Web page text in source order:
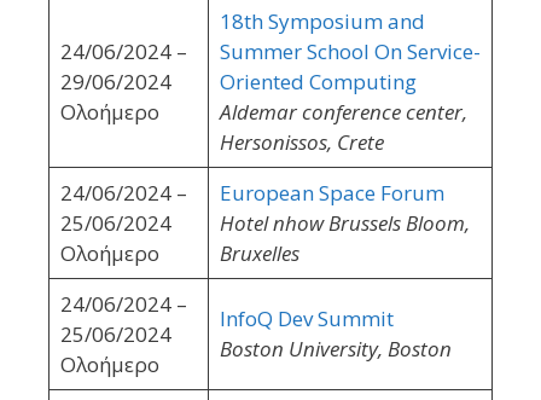
24/06/2024 –
29/06/2024
Ολοήμερο
18th Symposium and
Summer School On Service-
Oriented Computing
Aldemar conference center,
Hersonissos, Crete
24/06/2024 –
25/06/2024
Ολοήμερο
European Space Forum
Hotel nhow Brussels Bloom,
Bruxelles
24/06/2024 –
25/06/2024
Ολοήμερο
InfoQ Dev Summit
Boston University, Boston